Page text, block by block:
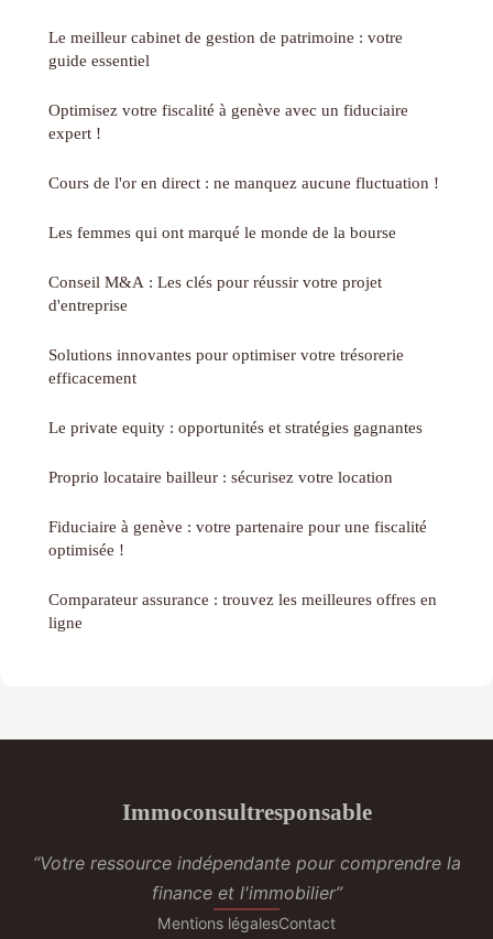
Le meilleur cabinet de gestion de patrimoine : votre
guide essentiel
Optimisez votre fiscalité à genève avec un fiduciaire
expert !
Cours de l'or en direct : ne manquez aucune fluctuation !
Les femmes qui ont marqué le monde de la bourse
Conseil M&A : Les clés pour réussir votre projet
d'entreprise
Solutions innovantes pour optimiser votre trésorerie
efficacement
Le private equity : opportunités et stratégies gagnantes
Proprio locataire bailleur : sécurisez votre location
Fiduciaire à genève : votre partenaire pour une fiscalité
optimisée !
Comparateur assurance : trouvez les meilleures offres en
ligne
Immoconsultresponsable
“Votre ressource indépendante pour comprendre la
finance et l'immobilier”
Mentions légalesContact